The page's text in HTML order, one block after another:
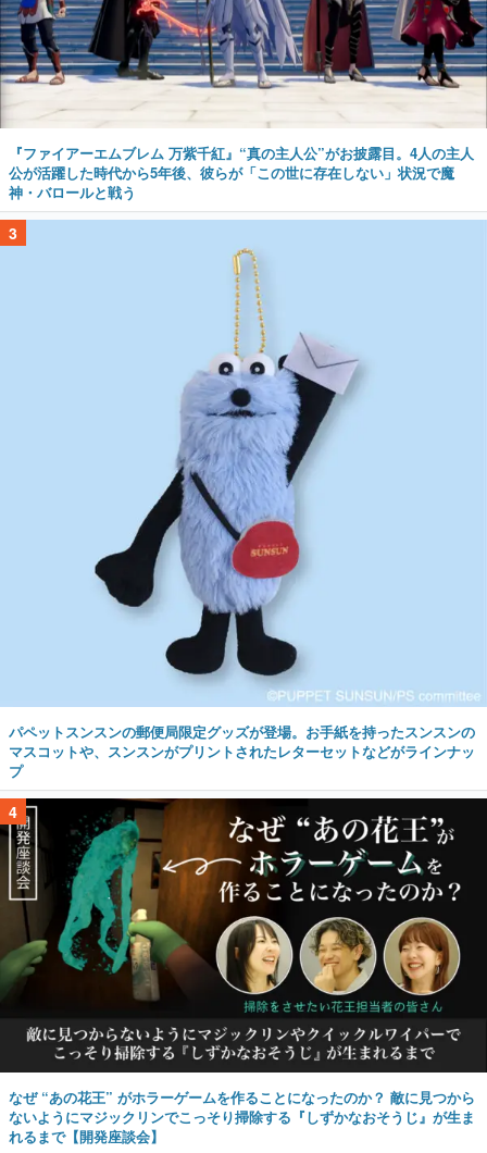
『ファイアーエムブレム 万紫千紅』“真の主人公”がお披露目。4人の主人
公が活躍した時代から5年後、彼らが「この世に存在しない」状況で魔
神・バロールと戦う
3
パペットスンスンの郵便局限定グッズが登場。お手紙を持ったスンスンの
マスコットや、スンスンがプリントされたレターセットなどがラインナッ
プ
4
なぜ “あの花王” がホラーゲームを作ることになったのか？ 敵に見つから
ないようにマジックリンでこっそり掃除する『しずかなおそうじ』が生ま
れるまで【開発座談会】